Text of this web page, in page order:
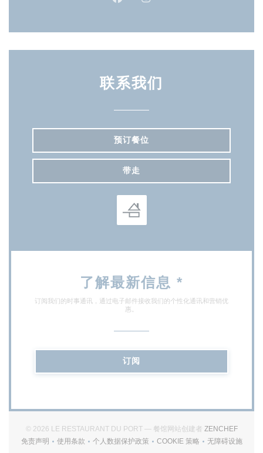
Facebook ((在新窗口中打开))
联系我们
预订餐位
带走
了解最新信息 *
订阅我们的时事通讯，通过电子邮件接收我们的个性化通讯和营销优
惠。
订阅
© 2026 LE RESTAURANT DU PORT — 餐馆网站创建者 ZENCHEF((在新
免责声明
((在新窗口中打开))
使用条款
((在新窗口中打开))
个人数据保护政策
((在新窗口中打开))
COOKIE 策略
((在新窗口中打开))
无障碍设施
((在新窗口